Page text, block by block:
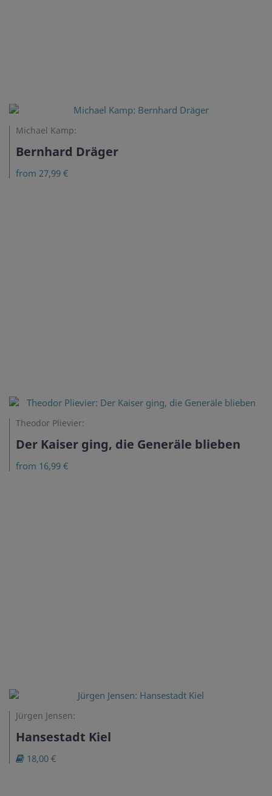
Michael Kamp:
Bernhard Dräger
from 27,99 €
Theodor Plievier:
Der Kaiser ging, die Generäle blieben
from 16,99 €
Jürgen Jensen:
Hansestadt Kiel
18,00 €